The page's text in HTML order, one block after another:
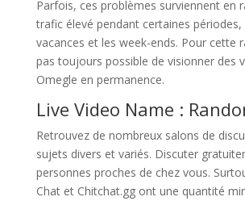
Parfois, ces problèmes surviennent en
trafic élevé pendant certaines
vacances et les week-ends. Pour cette
pas toujours possible de visionner des
Omegle en permanence.
Live Video Name :
Retrouvez de nombreux salons de
sujets divers et variés. Discuter
personnes proches de chez vous.
Chat et Chitchat.gg ont une quantité